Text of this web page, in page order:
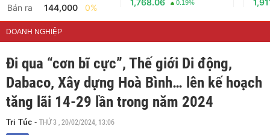
Bán ra
144,000 0%
1,768.06 0.19%
DOANH NGHIỆP
Đi qua “cơn bĩ cực”, Thế giới Di động,
Dabaco, Xây dựng Hoà Bình… lên kế hoạch
tăng lãi 14-29 lần trong năm 2024
Tri Túc - THỨ 3 , 20/02/2024, 13:06